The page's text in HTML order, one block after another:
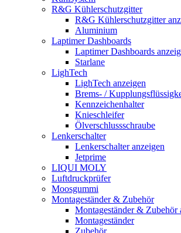
R&G Kühlerschutzgitter
R&G Kühlerschutzgitter
Aluminium
Laptimer Dashboards
Laptimer Dashboards
Starlane
LighTech
LighTech anzeigen
Brems- /
Kennzeichenhalter
Knieschleifer
Ölverschlussschraube
Lenkerschalter
Lenkerschalter anzeigen
Jetprime
LIQUI MOLY
Luftdruckprüfer
Moosgummi
Montageständer & Zubehör
Montageständer & Zubehör
Montageständer
Zubehör